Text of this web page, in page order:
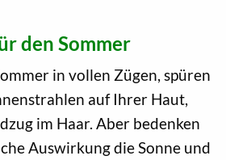
den Sommer
in vollen Zügen, spüren
auf Ihrer Haut,
im Haar. Aber bedenken
Auswirkung die Sonne und